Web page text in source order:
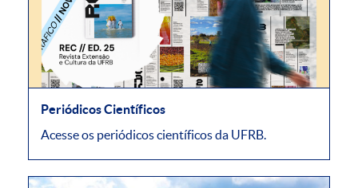
Periódicos Científicos
Acesse os periódicos científicos da UFRB.